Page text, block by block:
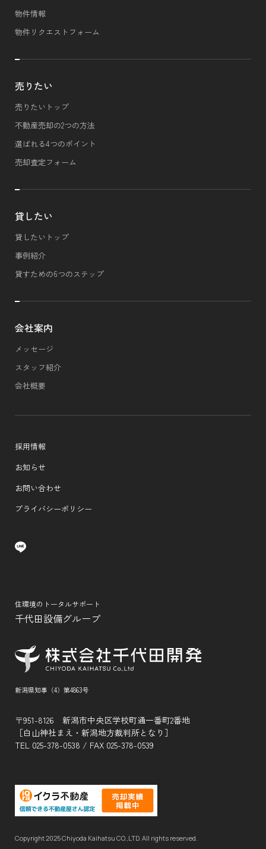
物件情報
物件リクエストフォーム
売りたい
売りたいトップ
不動産売却の2つの方法
選ばれる4つのポイント
売却査定フォーム
貸したい
貸したいトップ
事例紹介
貸すための6つのステップ
会社案内
メッセージ
スタッフ紹介
会社概要
採用情報
お知らせ
お問い合わせ
プライバシーポリシー
住環境のトータルサポート
千代田設備グループ
新潟県知事（4）第4863号
〒951-8126 新潟市中央区学校町通一番町2番地
［白山神社まえ・新潟地方裁判所となり］
TEL 025-378-0538 / FAX 025-378-0539
Copyright 2025 Chiyoda Kaihatsu CO.,LTD. All rights reserved.